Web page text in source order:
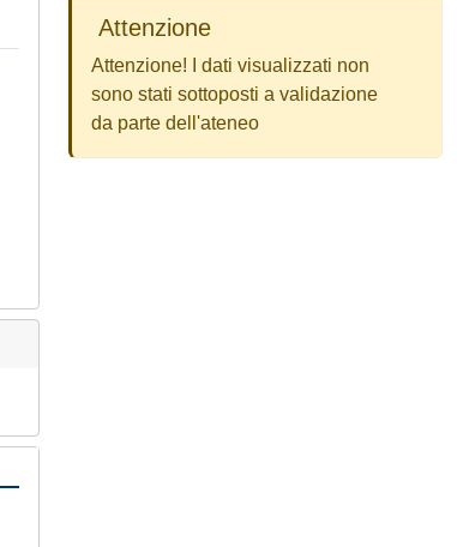
Attenzione
Attenzione! I dati visualizzati non
sono stati sottoposti a validazione
da parte dell'ateneo